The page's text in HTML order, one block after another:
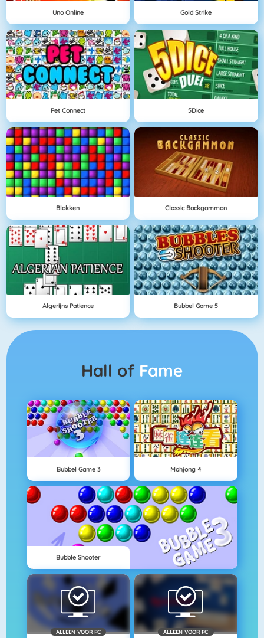
Uno Online Gold Strike
Pet Connect 5Dice
Blokken Classic Backgammon
Algerijns Patience Bubbel Game 5
Hall of Fame
Bubbel Game 3 Mahjong 4
Bubble Shooter
ALLEEN VOOR PC ALLEEN VOOR PC